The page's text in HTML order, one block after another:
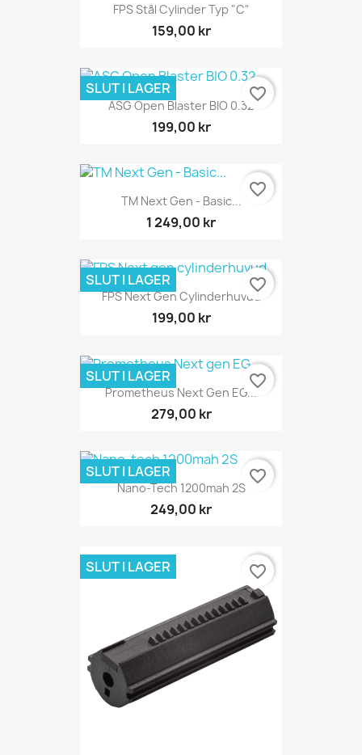
FPS Stål Cylinder Typ "C"
159,00 kr
ASG Open Blaster BIO 0.32
199,00 kr
SLUT I LAGER favorite_border
TM Next Gen - Basic...
1 249,00 kr
favorite_border
FPS Next Gen Cylinderhuvud
199,00 kr
SLUT I LAGER favorite_border
Prometheus Next Gen EG...
279,00 kr
SLUT I LAGER favorite_border
Nano-Tech 1200mah 2S
249,00 kr
SLUT I LAGER favorite_border
SLUT I LAGER favorite_border